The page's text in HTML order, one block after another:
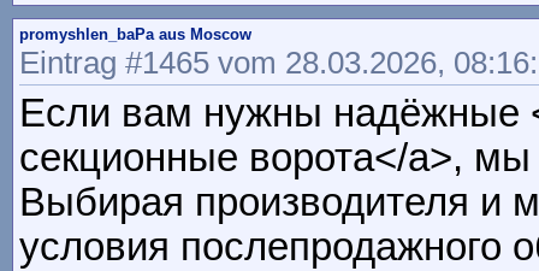
promyshlen_baPa aus Moscow
Eintrag #1465 vom 28.03.2026,
Если вам нужны надёжные
секционные ворота</a>,
Выбирая производителя и
условия послепродажного